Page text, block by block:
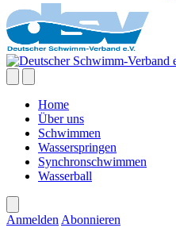
Home
Über uns
Schwimmen
Wasserspringen
Synchronschwimmen
Wasserball
Anmelden Abonnieren